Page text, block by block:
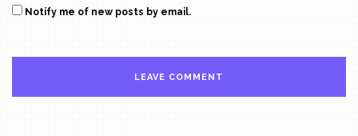
Notify me of new posts by email.